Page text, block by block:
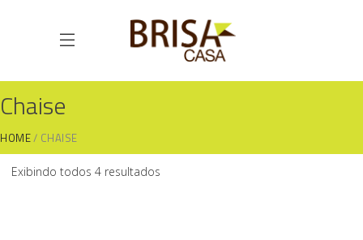
Chaise
HOME CHAISE
Exibindo todos 4 resultados